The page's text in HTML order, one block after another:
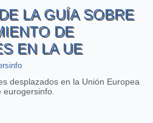
LA GUÍA SOBRE
DE
EN LA UE
desplazados en la Unión Europea
eurogersinfo.